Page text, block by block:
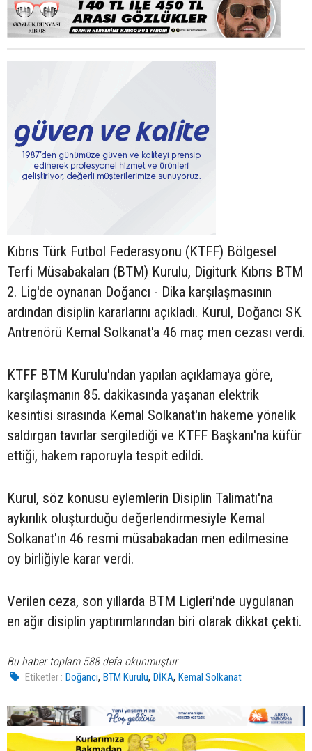
Kıbrıs Türk Futbol Federasyonu (KTFF) Bölgesel
Terfi Müsabakaları (BTM) Kurulu, Digiturk Kıbrıs BTM
2. Lig'de oynanan Doğancı - Dika karşılaşmasının
ardından disiplin kararlarını açıkladı. Kurul, Doğancı SK
Antrenörü Kemal Solkanat'a 46 maç men cezası verdi.
KTFF BTM Kurulu'ndan yapılan açıklamaya göre,
karşılaşmanın 85. dakikasında yaşanan elektrik
kesintisi sırasında Kemal Solkanat'ın hakeme yönelik
saldırgan tavırlar sergilediği ve KTFF Başkanı'na küfür
ettiği, hakem raporuyla tespit edildi.
Kurul, söz konusu eylemlerin Disiplin Talimatı'na
aykırılık oluşturduğu değerlendirmesiyle Kemal
Solkanat'ın 46 resmi müsabakadan men edilmesine
oy birliğiyle karar verdi.
Verilen ceza, son yıllarda BTM Ligleri'nde uygulanan
en ağır disiplin yaptırımlarından biri olarak dikkat çekti.
Bu haber toplam 588 defa okunmuştur
Etiketler : Doğancı,BTM Kurulu,DİKA,Kemal Solkanat